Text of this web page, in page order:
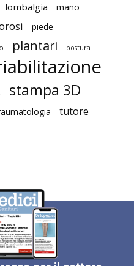
lombalgia
mano
piede
plantari postura
stampa 3D
tutore